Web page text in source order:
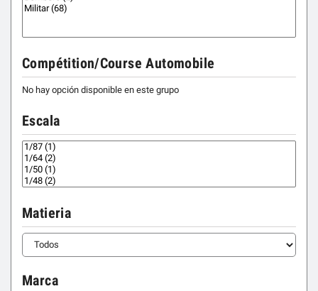
Compétition/Course Automobile
No hay opción disponible en este grupo
Escala
Matieria
Marca